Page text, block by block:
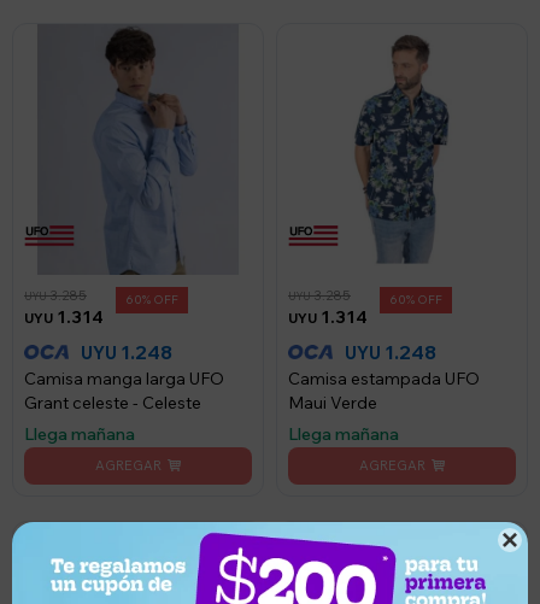

UYU 1.314
UYU3.285 60
UYU 1.248
Camisa manga larga UFO
Grant celeste - Celeste
Llega mañana
UYU 1.314
UYU3.285 60
UYU 1.248
Camisa estampada UFO
Maui Verde
Llega mañana